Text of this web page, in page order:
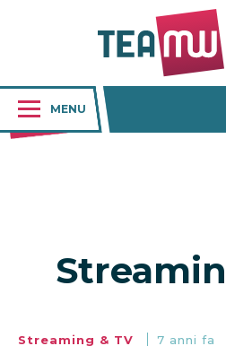
MENU
Streaming & TV 7 anni fa